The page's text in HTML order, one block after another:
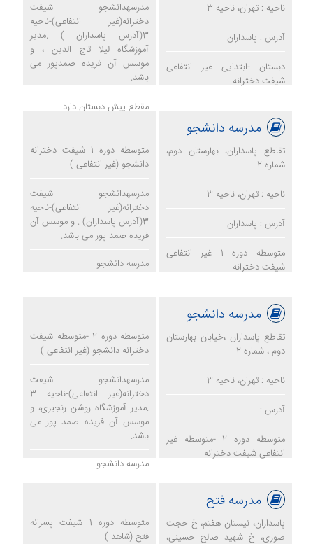
ناحیه : تهران، ناحیه 3
آدرس : پاسداران
دبستان -ابتدایی غیر انتفاعی
شیفت دخترانه
مدرسهدانشجو شیفت
دخترانه(غیر انتفاعی)-ناحیه
3(آدرس پاسداران ) .مدیر
آموزشگاه لیلا تاج الدین ، و
موسس آن فریده صمدپور می
باشد.
مقطع پیش دبستان دارد
مدرسه دانشجو
تقاطع پاسداران، بهارستان دوم،
شماره 2
ناحیه : تهران، ناحیه 3
آدرس : پاسداران
متوسطه دوره 1 غیر انتفاعی
شیفت دخترانه
متوسطه دوره 1 شیفت دخترانه
دانشجو (غیر انتفاعی )
مدرسهدانشجو شیفت
دخترانه(غیر انتفاعی)-ناحیه
3(آدرس پاسداران) . و موسس آن
فریده صمد پور می باشد.
مدرسه دانشجو
مدرسه دانشجو
تقاطع پاسداران ،خیابان بهارستان
دوم ، شماره 2
ناحیه : تهران، ناحیه 3
آدرس :
متوسطه دوره 2 -متوسطه غیر
انتفاعی شیفت دخترانه
متوسطه دوره 2 -متوسطه شیفت
دخترانه دانشجو (غیر انتفاعی )
مدرسهدانشجو شیفت
دخترانه(غیر انتفاعی)-ناحیه 3
.مدیر آموزشگاه روشن رنجبری، و
موسس آن فریده صمد پور می
باشد.
مدرسه دانشجو
مدرسه فتح
پاسداران، نیستان هفتم، خ حجت
صوری، خ شهید صالح حسینی،
متوسطه دوره 1 شیفت پسرانه
فتح (شاهد )